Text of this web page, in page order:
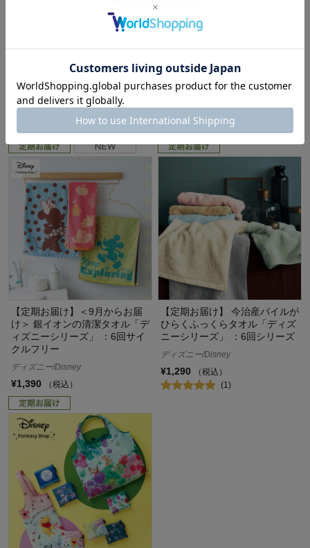
切り皿「ディズニーシリーズ」
：8回シリーズ
ディズニー/Disney
「ディズニーシリーズ」 ：5回
サイクルフリー
¥840 （税込）
【定期お届け】＜9月からお届
け＞ 銀イオンの清潔タオル「デ
ィズニーシリーズ」 ：6回サイ
クルフリー
ディズニー/Disney
¥1,390 （税込）
【定期お届け】 今治産パイルが
ひらくふっくらタオル「ディズ
ニーシリーズ」 ：6回シリーズ
ディズニー/Disney
¥1,290
（税込）
(1)